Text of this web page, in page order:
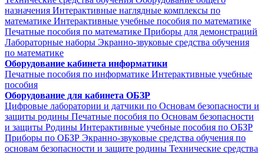
назначения Интерактивные наглядные комплексы по
математике Интерактивные учебные пособия по математике
Печатные пособия по математике Приборы для демонстраций
Лабораторные наборы Экранно-звуковые средства обучения
по математике
Оборудование кабинета информатики
Печатные пособия по информатике Интерактивные учебные
пособия
Оборудование для кабинета ОБЗР
Цифровые лаборатории и датчики по Основам безопасности и
защиты родины Печатные пособия по Основам безопасности
и защиты Родины Интерактивные учебные пособия по ОБЗР
Приборы по ОБЗР Экранно-звуковые средства обучения по
основам безопасности и защите родины Технические средства